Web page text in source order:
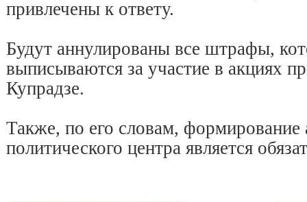
привлечены к ответу.
Будут аннулированы все штрафы,
выписываются за участие в акциях
Купрадзе.
Также, по его словам, формирование
политического центра является